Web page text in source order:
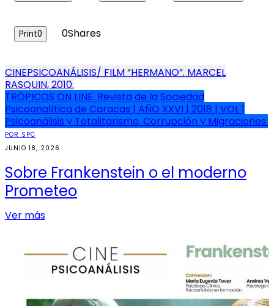
Print0 0Shares
Navegación
de
entradas
CINEPSICOANÁLISIS/ FILM “HERMANO”. MARCEL
RASQUIN, 2010.
TRÓPICOS ON LINE. Revista de la Sociedad
Psicoanalítica de Caracas | AÑO XXVI | 2018 | VOL 1
Psicoanálisis y Totalitarismo. Corrupción y Migraciones.
POR SPC
JUNIO 18, 2026
Sobre Frankenstein o el moderno
Prometeo
Ver más